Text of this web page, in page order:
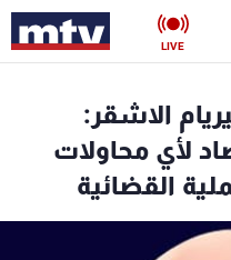
LIVE
الاشقر:
لأي محاولات
القضائية
ناس